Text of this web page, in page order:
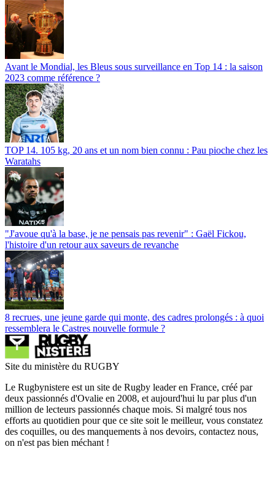
Avant le Mondial, les Bleus sous surveillance en Top 14 : la saison
2023 comme référence ?
TOP 14. 105 kg, 20 ans et un nom bien connu : Pau pioche chez les
Waratahs
"J'avoue qu'à la base, je ne pensais pas revenir" : Gaël Fickou,
l'histoire d'un retour aux saveurs de revanche
8 recrues, une jeune garde qui monte, des cadres prolongés : à quoi
ressemblera le Castres nouvelle formule ?
Site du ministère du RUGBY
Le Rugbynistere est un site de Rugby leader en France, créé par
deux passionnés d'Ovalie en 2008, et aujourd'hui lu par plus d'un
million de lecteurs passionnés chaque mois. Si malgré tous nos
efforts au quotidien pour que ce site soit le meilleur, vous constatez
des coquilles, ou des manquements à nos devoirs, contactez nous,
on n'est pas bien méchant !